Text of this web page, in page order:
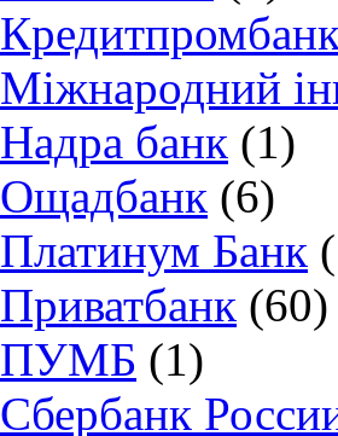
Міжнародний
Надра банк (1)
Ощадбанк (6)
Платинум Банк
Приватбанк (60)
ПУМБ (1)
Сбербанк